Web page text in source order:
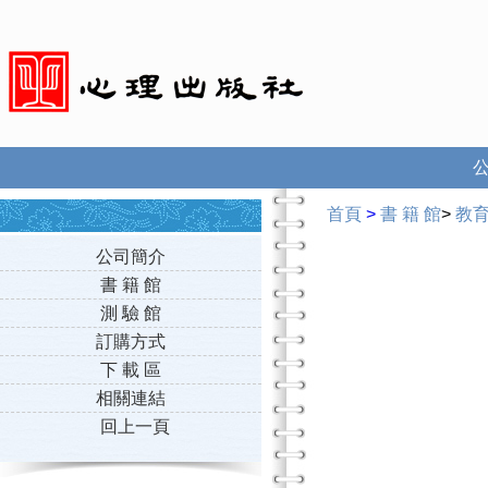
公司簡介
書 籍 館
測 驗 館
訂購方式
下 載 區
相關連結
回上一頁
首頁 > 書 籍 館> 教